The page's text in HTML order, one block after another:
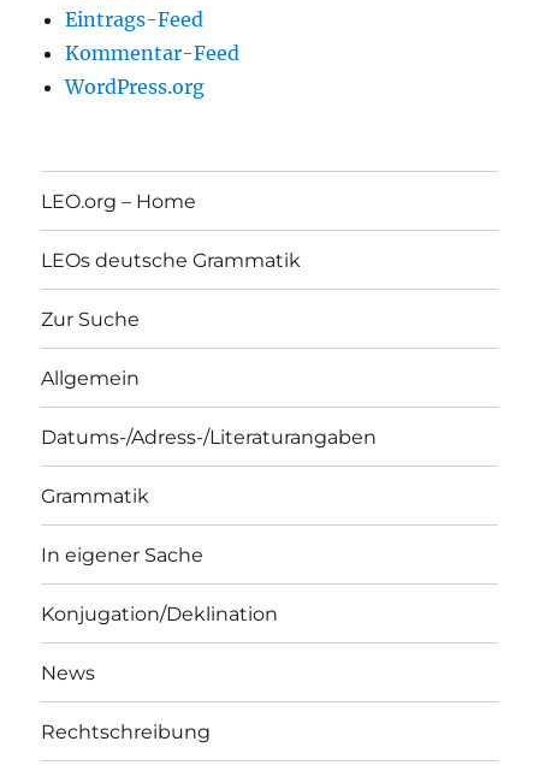
Eintrags-Feed
Kommentar-Feed
WordPress.org
LEO.org – Home
LEOs deutsche Grammatik
Zur Suche
Allgemein
Datums-/Adress-/Literaturangaben
Grammatik
In eigener Sache
Konjugation/Deklination
News
Rechtschreibung